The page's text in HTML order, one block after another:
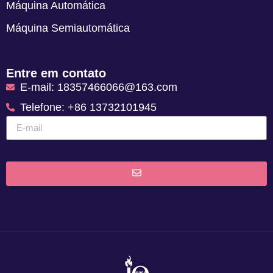
Máquina Automática
Máquina Semiautomática
Entre em contato
E-mail: 18357466066@163.com
Telefone: +86 13732101945